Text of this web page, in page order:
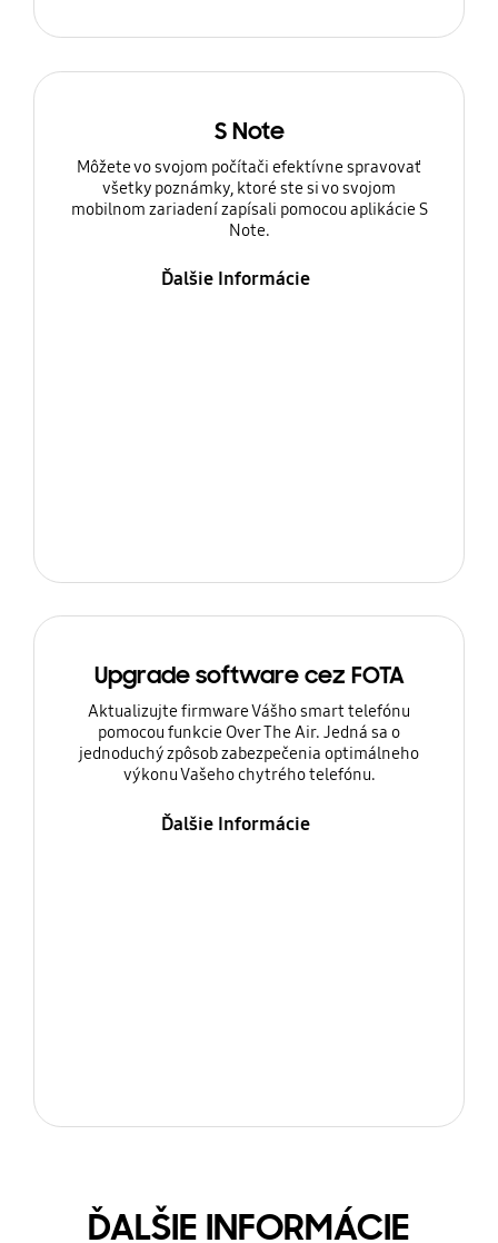
S Note
Môžete vo svojom počítači efektívne spravovať
všetky poznámky, ktoré ste si vo svojom
mobilnom zariadení zapísali pomocou aplikácie S
Note.
Ďalšie Informácie
Upgrade software cez FOTA
Aktualizujte firmware Vášho smart telefónu
pomocou funkcie Over The Air. Jedná sa o
jednoduchý zpôsob zabezpečenia optimálneho
výkonu Vašeho chytrého telefónu.
Ďalšie Informácie
ĎALŠIE INFORMÁCIE